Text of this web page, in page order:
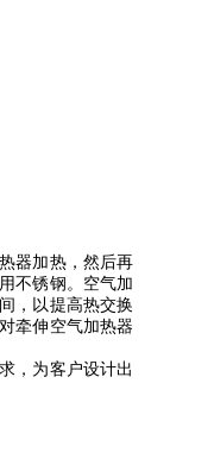
器加热，然后再
不锈钢。空气加
，以提高热交换
牵伸空气加热器
，为客户设计出